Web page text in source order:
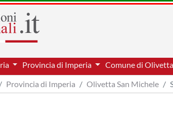
Provincia di Imperia
Comune di
Provincia di Imperia Olivetta San Michele